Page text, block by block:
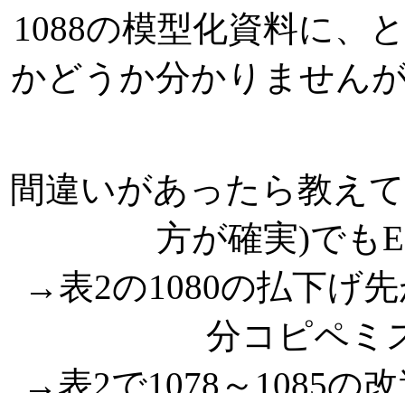
1088の模型化資料に、
かどうか分かりません
間違いがあったら教え
方が確実)でも
→表2の1080の払下げ
分コピペミ
→表2で1078～1085の